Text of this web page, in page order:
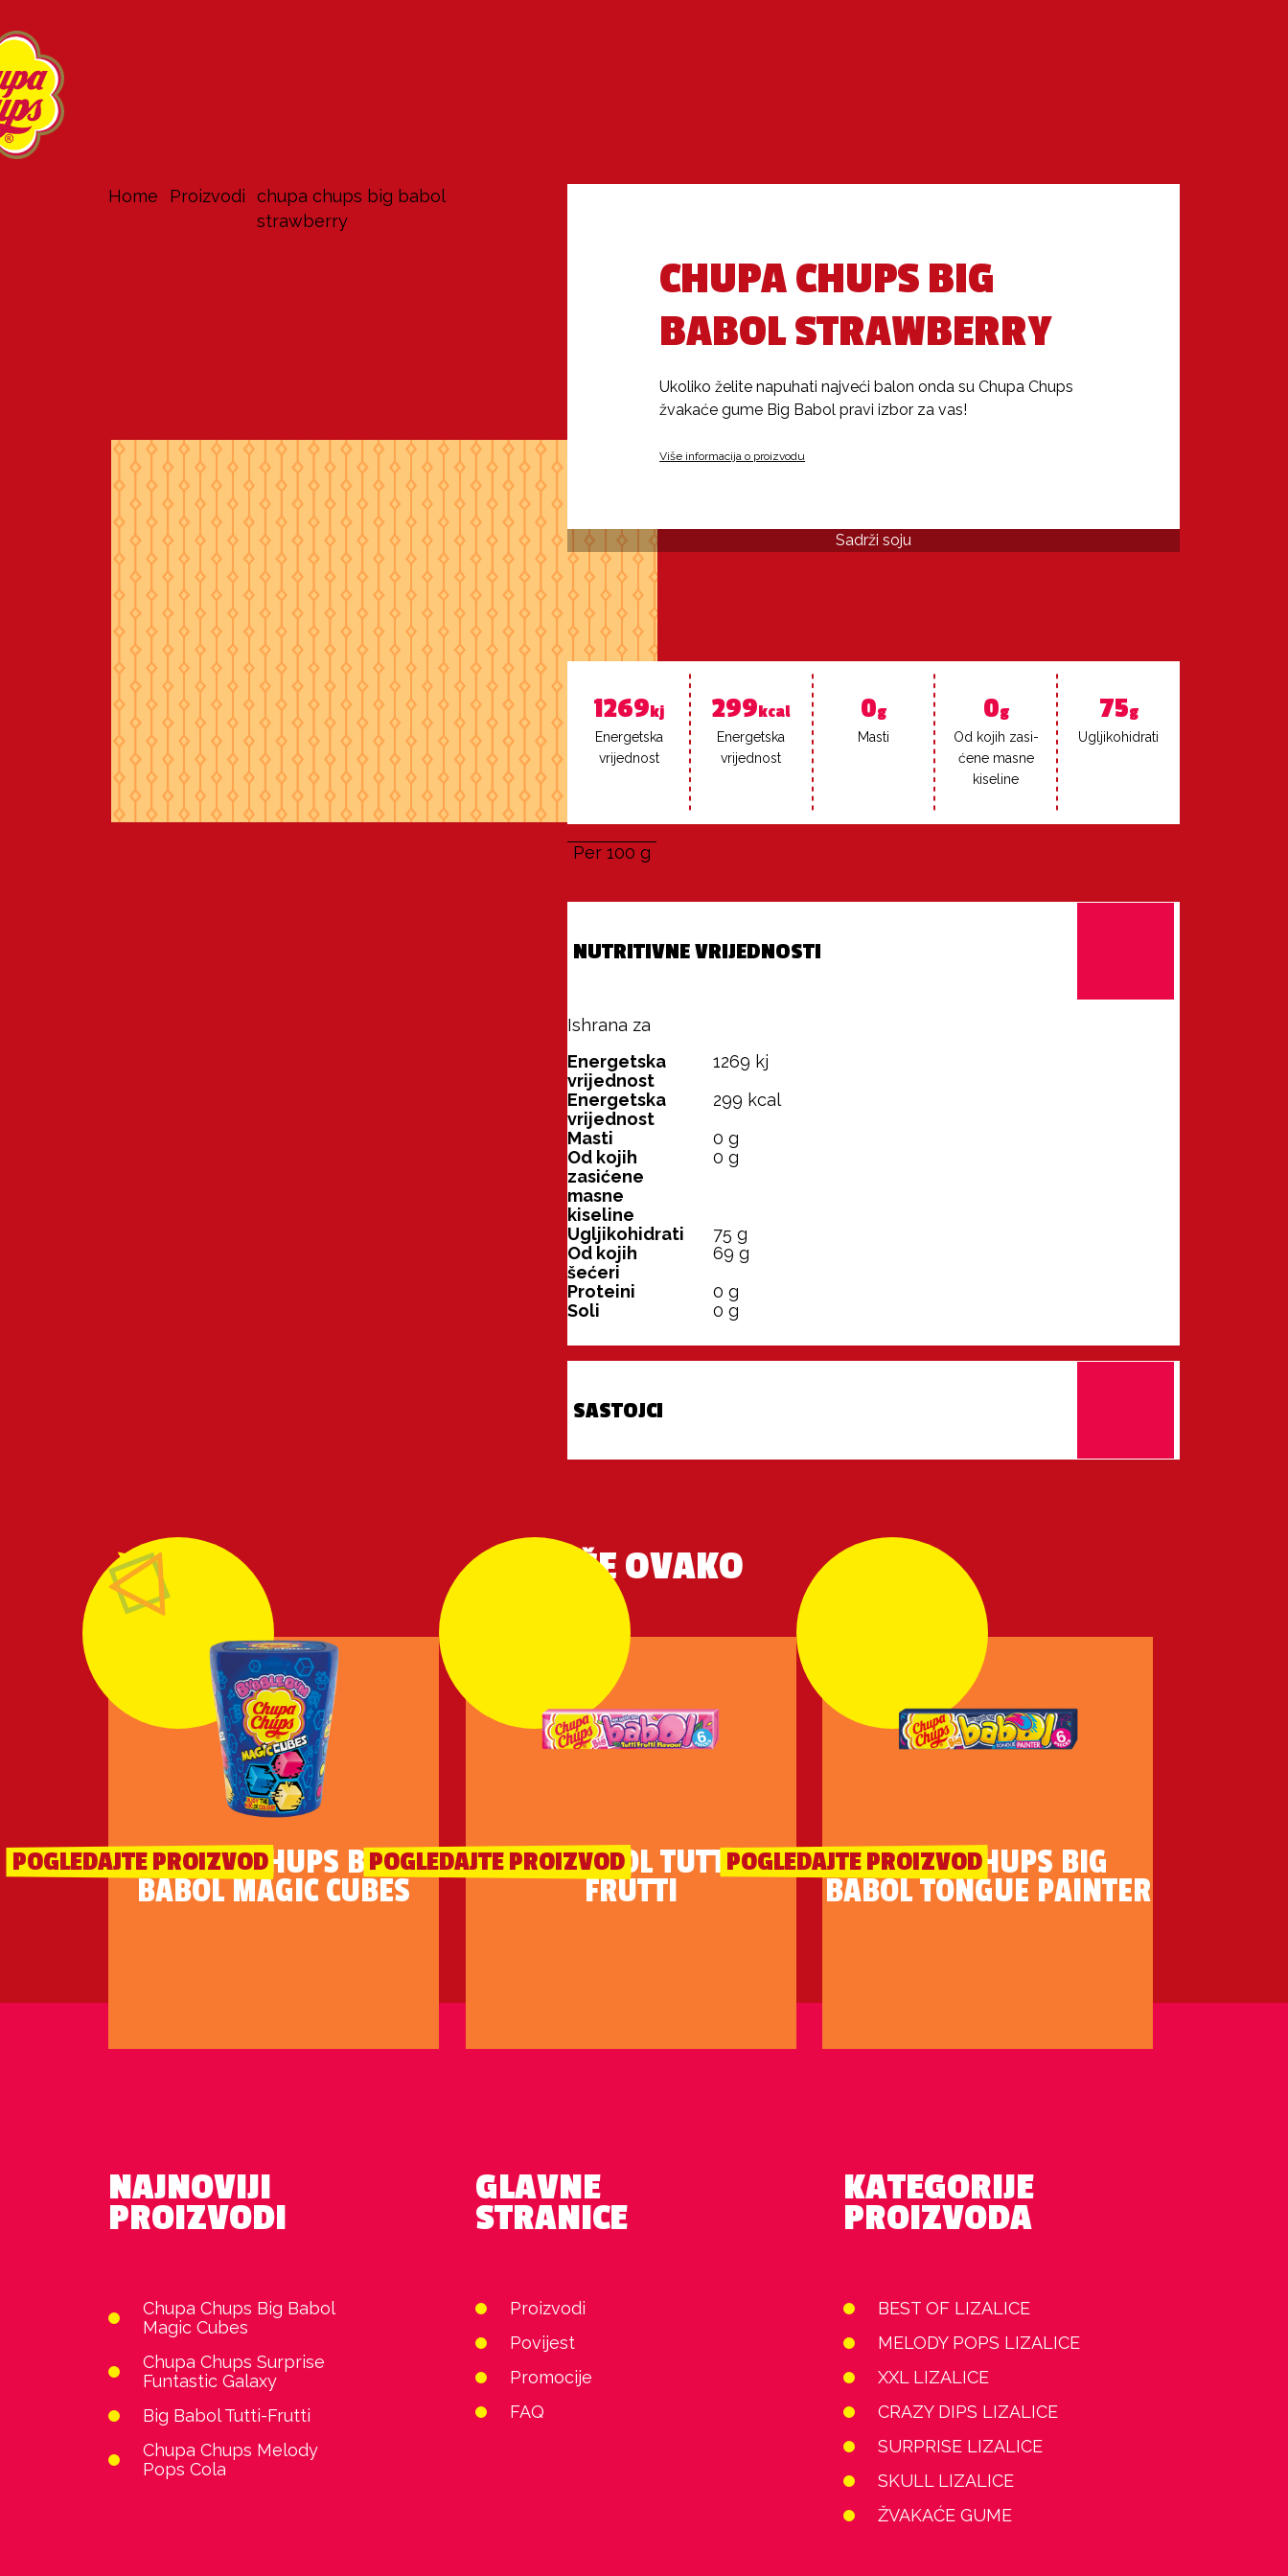
Home proizvodi
chupa chups big babol
strawberry
CHUPA CHUPS BIG
BABOL STRAWBERRY
Ukoliko želite napuhati najveći balon onda su Chupa Chups
žvakaće gume Big Babol pravi izbor za vas!
Više informacija o proizvodu
Sadrži soju
1269kj
Ener­get­ska
vri­jed­nost
299kcal
Ener­get­ska
vri­jed­nost
0g
Mas­ti
0g
Od ko­jih za­si­
će­ne mas­ne
ki­se­li­ne
75g
Ug­lji­ko­hi­dra­ti
Per 100 g
NUTRITIVNE VRIJEDNOSTI
Ishrana za
Energetska
vrijednost
1269 kj
Energetska
vrijednost
299 kcal
Masti
0 g
Od kojih
zasićene
masne
kiseline
0 g
Ugljikohidrati 75 g
Od kojih
šećeri
69 g
Proteini
0 g
Soli
0 g
SASTOJCI
VIŠE OVAKO
CHUPA CHUPS BIG
BABOL MAGIC CUBES
POGLEDAJTE PROIZVOD BIG BABOL TUTTI-
FRUTTI
POGLEDAJTE PROIZVOD CHUPA CHUPS BIG
BABOL TONGUE PAINTER
POGLEDAJTE PROIZVOD
NAJNOVIJI
PROIZVODI
Chupa Chups Big Babol
Magic Cubes
Chupa Chups Surprise
Funtastic Galaxy
Big Babol Tutti-Frutti
Chupa Chups Melody
Pops Cola
GLAVNE
STRANICE
Proizvodi
Povijest
Promocije
FAQ
KATEGORIJE
PROIZVODA
BEST OF LIZALICE
MELODY POPS LIZALICE
XXL LIZALICE
CRAZY DIPS LIZALICE
SURPRISE LIZALICE
SKULL LIZALICE
ŽVAKAĆE GUME